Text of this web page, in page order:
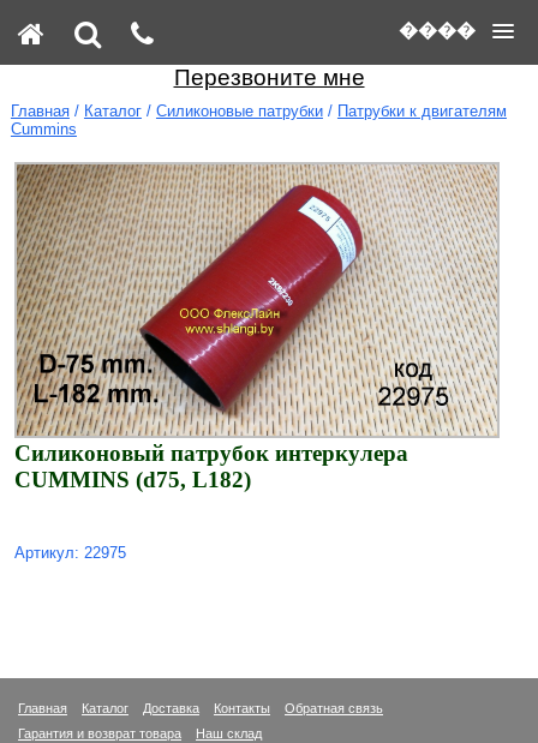
����
Перезвоните мне
Главная/ Каталог/ Силиконовые патрубки/ Патрубки к двигателям
Cummins
Силиконовый патрубок интеркулера
CUMMINS (d75, L182)
Артикул: 22975
Главная Каталог Доставка Контакты
Обратная связь
Гарантия и возврат товара
Наш склад